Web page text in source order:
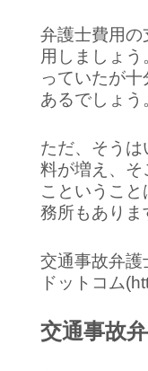
弁護士費用
用しましょ
っていたが
あるでしょう
ただ、そう
料が増え、
こというこ
務所もありま
交通事故弁
ドットコム
交通事故